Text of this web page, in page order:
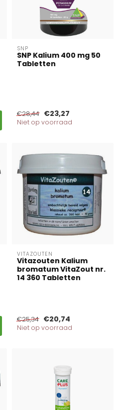
SNP
SNP Kalium 400 mg 50
Tabletten
€28,44 €23,27
Niet op voorraad
VITAZOUTEN
Vitazouten Kalium
bromatum VitaZout nr.
14 360 Tabletten
€25,34 €20,74
Niet op voorraad